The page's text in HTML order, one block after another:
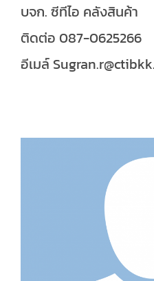
บจก. ซีทีไอ คลังสินค้า
ติดต่อ 087-0625266
อีเมล์